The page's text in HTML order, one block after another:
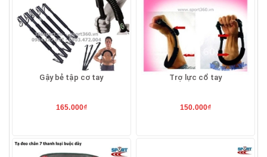
Gậy bẻ tập cơ tay
165.000₫
Trợ lực cổ tay
150.000₫